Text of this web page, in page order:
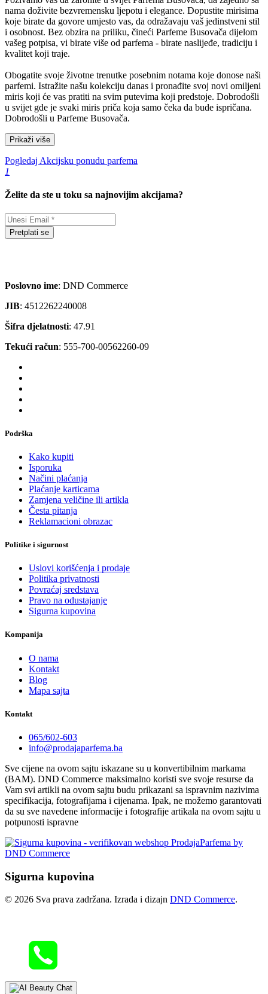
nama doživite bezvremensku ljepotu i elegance. Dopustite mirisima
koje birate da govore umjesto vas, da odražavaju vaš jedinstveni stil
i osobnost. Bez obzira na priliku, čineći Parfeme Busovača dijelom
vašeg potpisa, vi birate više od parfema - birate naslijeđe, tradiciju i
kvalitet koji traje.
Obogatite svoje životne trenutke posebnim notama koje donose naši
parfemi. Istražite našu kolekciju danas i pronađite svoj novi omiljeni
miris koji će vas pratiti na svim putevima koji predstoje. Dobrodošli
u svijet gde je svaki miris priča koja samo čeka da bude ispričana.
Dobrodošli u Parfeme Busovača.
Prikaži više
Pogledaj Akcijsku ponudu parfema
1
Želite da ste u toku sa najnovijim akcijama?
Pretplati se
Poslovno ime: DND Commerce
JIB: 4512262240008
Šifra djelatnosti: 47.91
Tekući račun: 555-700-00562260-09
Podrška
Kako kupiti
Isporuka
Načini plaćanja
Plaćanje karticama
Zamjena veličine ili artikla
Česta pitanja
Reklamacioni obrazac
Politike i sigurnost
Uslovi korišćenja i prodaje
Politika privatnosti
Povraćaj sredstava
Pravo na odustajanje
Sigurna kupovina
Kompanija
O nama
Kontakt
Blog
Mapa sajta
Kontakt
065/602-603
info@prodajaparfema.ba
Sve cijene na ovom sajtu iskazane su u konvertibilnim markama
(BAM). DND Commerce maksimalno koristi sve svoje resurse da
Vam svi artikli na ovom sajtu budu prikazani sa ispravnim nazivima
specifikacija, fotografijama i cijenama. Ipak, ne možemo garantovati
da su sve navedene informacije i fotografije artikala na ovom sajtu u
potpunosti ispravne
Sigurna kupovina
© 2026 Sva prava zadržana. Izrada i dizajn DND Commerce.